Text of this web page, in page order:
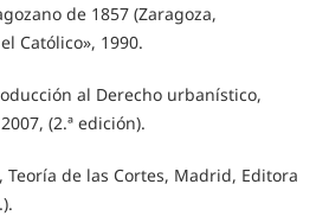
de 1857 (Zaragoza,
Católico», 1990.
al Derecho urbanístico,
(2.ª edición).
Teoría de las Cortes, Madrid, Editora